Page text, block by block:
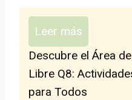
Leer más
Descubre el Área
Libre Q8:
para Todos